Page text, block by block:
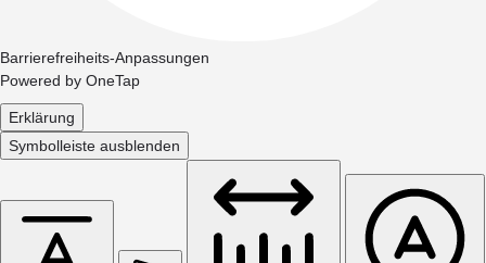
Barrierefreiheits-Anpassungen
Powered by OneTap
Erklärung
Symbolleiste ausblenden